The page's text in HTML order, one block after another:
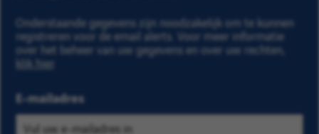
Onderstaande gegevens zijn noodzakelijk om te kunnen
registreren voor de email alerts. Voor meer informatie
over het beheer van uw gegevens en over uw rechten,
klik hier
E-mailadres